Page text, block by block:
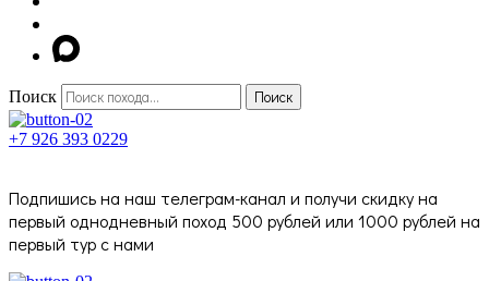
Поиск Поиск
+7 926 393 0229
Подпишись на наш телеграм-канал и получи скидку на
первый однодневный поход 500 рублей или 1000 рублей на
первый тур с нами